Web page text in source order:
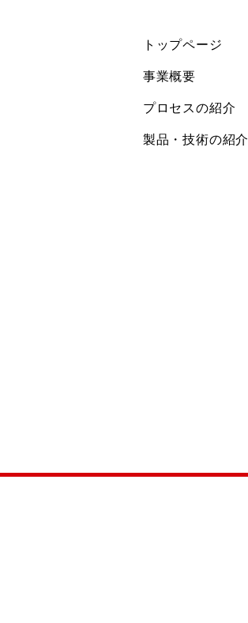
トップページ
事業概要
プロセスの紹介
製品・技術の紹介